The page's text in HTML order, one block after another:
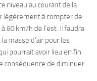
niveau au courant de la
légèrement à compter de
60 km/h de l’est. Il faudra
masse d’air pour les
pourrait avoir lieu en fin
conséquence de diminuer